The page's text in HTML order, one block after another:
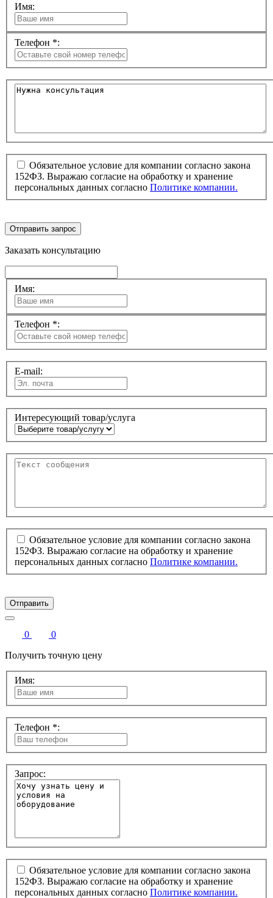
Имя:
Телефон *:
Обязательное условие для компании согласно закона
152ФЗ. Выражаю согласие на обработку и хранение
персональных данных согласно Политике компании.
Отправить запрос
Заказать консультацию
Имя:
Телефон *:
E-mail:
Интересующий товар/услуга
Обязательное условие для компании согласно закона
152ФЗ. Выражаю согласие на обработку и хранение
персональных данных согласно Политике компании.
Отправить
0
0
Получить точную цену
Имя:
Телефон *:
Запрос:
Обязательное условие для компании согласно закона
152ФЗ. Выражаю согласие на обработку и хранение
персональных данных согласно Политике компании.